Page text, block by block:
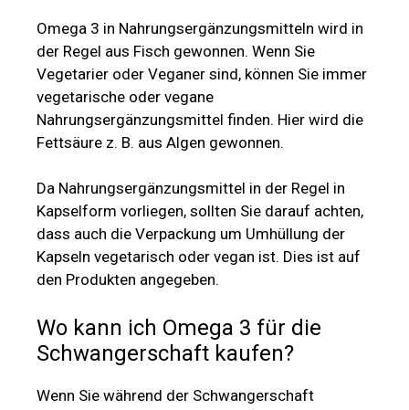
Omega 3 in Nahrungsergänzungsmitteln wird in
der Regel aus Fisch gewonnen. Wenn Sie
Vegetarier oder Veganer sind, können Sie immer
vegetarische oder vegane
Nahrungsergänzungsmittel finden. Hier wird die
Fettsäure z. B. aus Algen gewonnen.
Da Nahrungsergänzungsmittel in der Regel in
Kapselform vorliegen, sollten Sie darauf achten,
dass auch die Verpackung um Umhüllung der
Kapseln vegetarisch oder vegan ist. Dies ist auf
den Produkten angegeben.
Wo kann ich Omega 3 für die
Schwangerschaft kaufen?
Wenn Sie während der Schwangerschaft